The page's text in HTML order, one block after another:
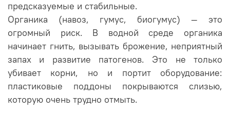
предсказуемые и стабильные.
Органика (навоз, гумус, биогумус) — это
огромный риск. В водной среде органика
начинает гнить, вызывать брожение, неприятный
запах и развитие патогенов. Это не только
убивает корни, но и портит оборудование:
пластиковые поддоны покрываются слизью,
которую очень трудно отмыть.